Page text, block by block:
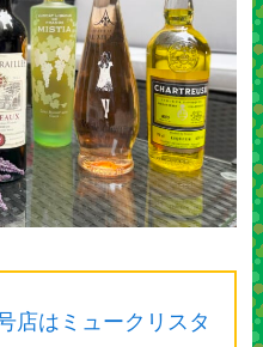
店はミュークリスタ